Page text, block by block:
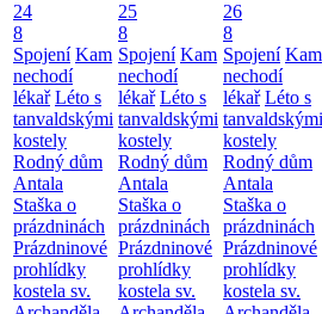
24
8
Spojení Kam
nechodí
lékař Léto s
tanvaldskými
kostely
Rodný dům
Antala
Staška o
prázdninách
Prázdninové
prohlídky
kostela sv.
25
8
Spojení Kam
nechodí
lékař Léto s
tanvaldskými
kostely
Rodný dům
Antala
Staška o
prázdninách
Prázdninové
prohlídky
kostela sv.
26
8
Spojení Kam
nechodí
lékař Léto s
tanvaldskými
kostely
Rodný dům
Antala
Staška o
prázdninách
Prázdninové
prohlídky
kostela sv.